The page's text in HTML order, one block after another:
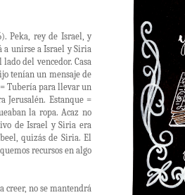
Peka, rey de Israel, y
a unirse a Israel y Siria
del vencedor. Casa
tenían un mensaje de
Tubería para llevar un
Jerusalén. Estanque =
la ropa. Acaz no
de Israel y Siria era
quizás de Siria. El
recursos en algo
creer, no se mantendrá